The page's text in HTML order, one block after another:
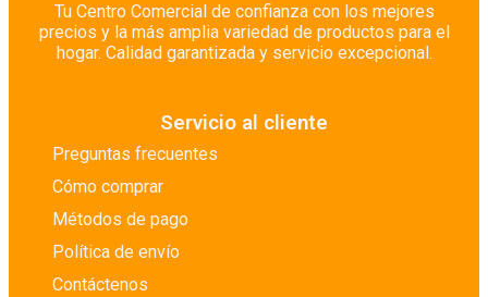
Tu Centro Comercial de confianza con los mejores
precios y la más amplia variedad de productos para el
hogar. Calidad garantizada y servicio excepcional.
Servicio al cliente
Preguntas frecuentes
Cómo comprar
Métodos de pago
Política de envío
Contáctenos